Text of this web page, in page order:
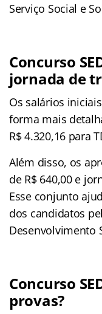
Serviço Social e
Concurso
jornada de
Os salários
forma mais
R$ 4.320,16 para
Além disso, os
de R$ 640,00 e
Esse conjunto
dos candidatos
Desenvolvimento
Concurso
provas?